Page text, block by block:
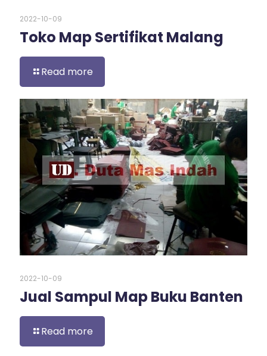
2022-10-09
Toko Map Sertifikat Malang
Read more
2022-10-09
Jual Sampul Map Buku Banten
Read more